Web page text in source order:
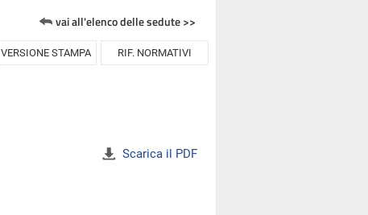
vai all'elenco delle sedute >>
VERSIONE STAMPA RIF. NORMATIVI
Scarica il PDF